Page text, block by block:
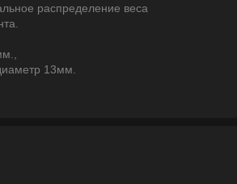
распределение веса
13мм.